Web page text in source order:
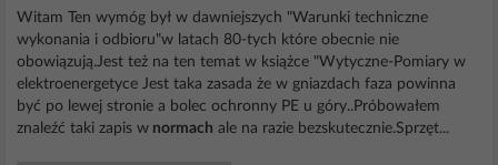
Witam Ten wymóg był w dawniejszych "Warunki techniczne
wykonania i odbioru"w latach 80-tych które obecnie nie
obowiązują.Jest też na ten temat w książce "Wytyczne-Pomiary w
elektroenergetyce Jest taka zasada że w gniazdach faza powinna
być po lewej stronie a bolec ochronny PE u góry..Próbowałem
znaleźć taki zapis w normach ale na razie bezskutecznie.Sprzęt...